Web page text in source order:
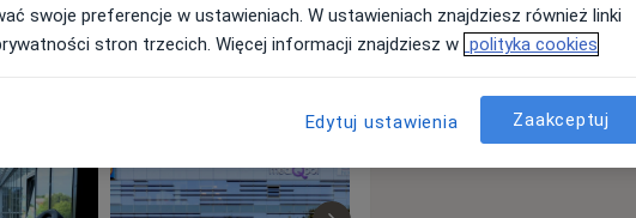
swoje preferencje w ustawieniach. W ustawieniach znajdziesz również linki
stron trzecich. Więcej informacji znajdziesz w polityka cookies
Edytuj ustawienia Zaakceptuj